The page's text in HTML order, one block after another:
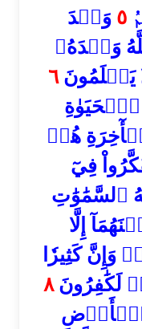
٥ وَعۡدَ
وَعۡدَهُۥ
يَعۡلَمُونَ٦
ٱلۡحَيَوٰةِ
هُمۡ
فِيٓ
ٱلسَّمَٰوَٰتِ
إِلَّا
كَثِيرٗا
لَكَٰفِرُونَ٨
ٱلۡأَرۡضِ